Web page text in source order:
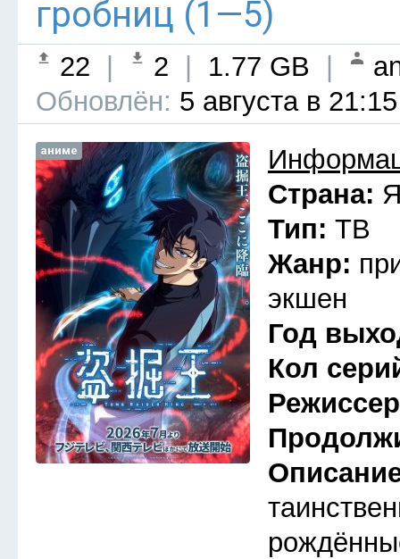
гробниц (1—5)
22 2 1.77 GB
Обновлён: 5 августа в 21:15
аниме
Страна:
Тип: ТВ
Жанр:
экшен
Год
Кол